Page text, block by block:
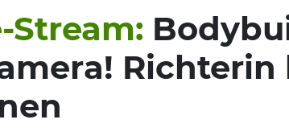
Stream:
Richterin